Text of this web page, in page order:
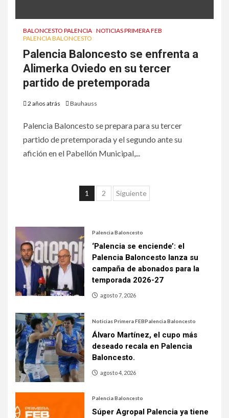
BALONCESTO PALENCIA NOTICIAS PRIMERA FEB
PALENCIA BALONCESTO
Palencia Baloncesto se enfrenta a
Alimerka Oviedo en su tercer
partido de pretemporada
2 años atrás Bauhauss
Palencia Baloncesto se prepara para su tercer
partido de pretemporada y el segundo ante su
afición en el Pabellón Municipal,...
1 2 Siguiente
Palencia Baloncesto
‘Palencia se enciende’: el
Palencia Baloncesto lanza su
campaña de abonados para la
temporada 2026-27
agosto 7, 2026
Noticias Primera FEBPalencia Baloncesto
Álvaro Martínez, el cupo más
deseado recala en Palencia
Baloncesto.
agosto 4, 2026
Palencia Baloncesto
Súper Agropal Palencia ya tiene